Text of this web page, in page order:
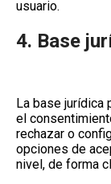
usuario.
4. Base
La base jurídica
el
rechazar o
opciones de
nivel, de forma